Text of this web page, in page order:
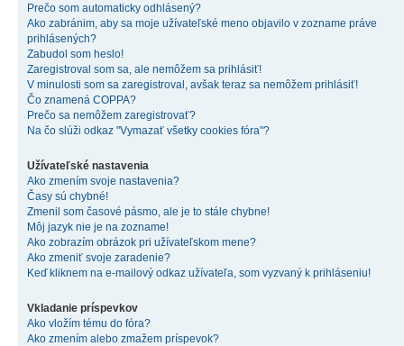
Prečo som automaticky odhlásený?
Ako zabránim, aby sa moje užívateľské meno objavilo v zozname práve
prihlásených?
Zabudol som heslo!
Zaregistroval som sa, ale nemôžem sa prihlásiť!
V minulosti som sa zaregistroval, avšak teraz sa nemôžem prihlásiť!
Čo znamená COPPA?
Prečo sa nemôžem zaregistrovať?
Na čo slúži odkaz "Vymazať všetky cookies fóra"?
Užívateľské nastavenia
Ako zmením svoje nastavenia?
Časy sú chybné!
Zmenil som časové pásmo, ale je to stále chybne!
Môj jazyk nie je na zozname!
Ako zobrazím obrázok pri užívateľskom mene?
Ako zmeniť svoje zaradenie?
Keď kliknem na e-mailový odkaz užívateľa, som vyzvaný k prihláseniu!
Vkladanie príspevkov
Ako vložím tému do fóra?
Ako zmením alebo zmažem príspevok?